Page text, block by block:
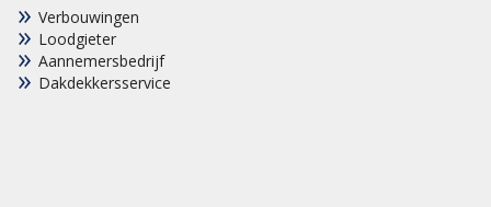
Verbouwingen
Loodgieter
Aannemersbedrijf
Dakdekkersservice